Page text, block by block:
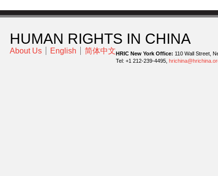
HUMAN RIGHTS IN CHINA
About Us English 简体中文 HRIC New York Office: 110 Wall Street,
Tel: +1 212-239-4495,